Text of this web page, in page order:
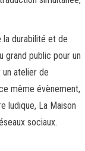
la durabilité et de
grand public pour un
atelier de
même évènement,
ludique, La Maison
sociaux.